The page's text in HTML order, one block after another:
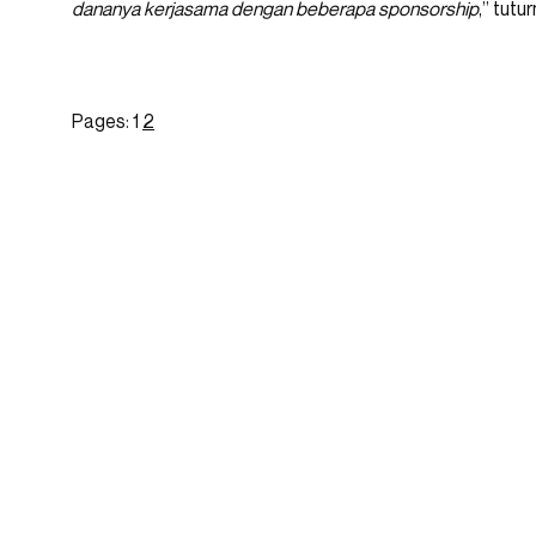
dananya kerjasama dengan beberapa sponsorship,”
Pages: 1 2